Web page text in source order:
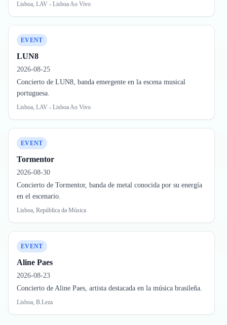
Lisboa, LAV - Lisboa Ao Vivo
EVENT
LUN8
2026-08-25
Concierto de LUN8, banda emergente en la escena musical
portuguesa.
Lisboa, LAV - Lisboa Ao Vivo
EVENT
Tormentor
2026-08-30
Concierto de Tormentor, banda de metal conocida por su energía
en el escenario.
Lisboa, República da Música
EVENT
Aline Paes
2026-08-23
Concierto de Aline Paes, artista destacada en la música brasileña.
Lisboa, B.Leza